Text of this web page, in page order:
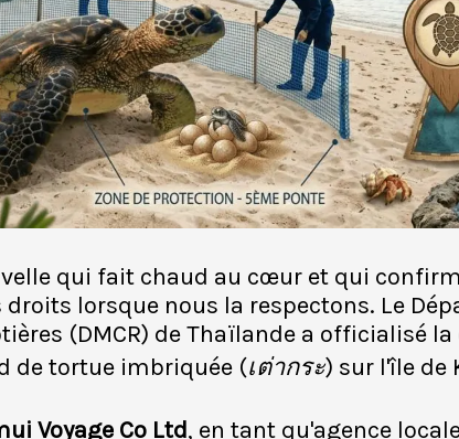
qui fait chaud au cœur et qui
droits lorsque nous la respectons. Le
(DMCR) de Thaïlande a officialisé la
de tortue imbriquée (เต่ากระ) sur l'île de
Voyage Co Ltd, en tant qu'agence